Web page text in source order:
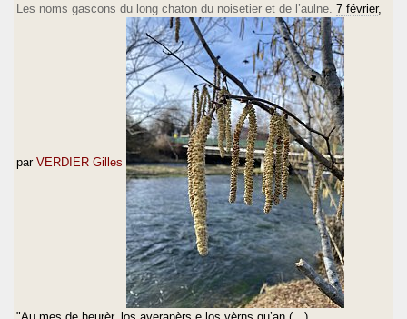
Les noms gascons du long chaton du noisetier et de l’aulne. 7 février,
par VERDIER Gilles